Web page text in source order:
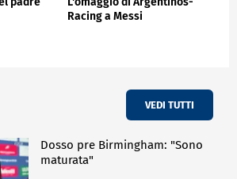
Racing a Messi
VEDI TUTTI
Dosso pre Birmingham: "Sono
maturata"